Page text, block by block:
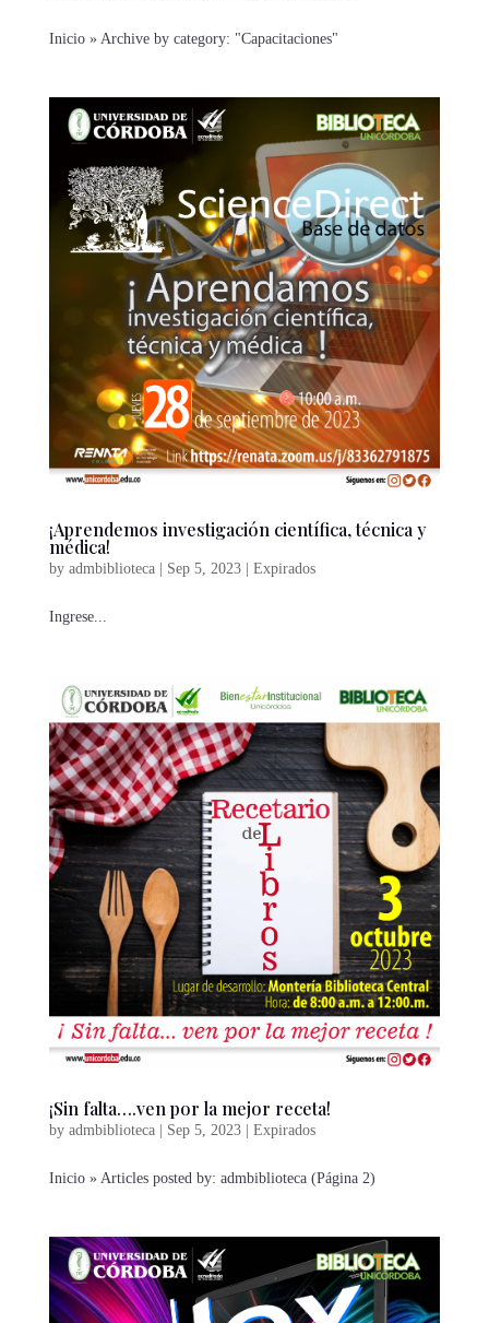
Inicio » Archive by category: "Capacitaciones"
¡Aprendemos investigación científica, técnica y
médica!
by admbiblioteca| Sep 5, 2023| Expirados
Ingrese...
¡Sin falta….ven por la mejor receta!
by admbiblioteca| Sep 5, 2023| Expirados
Inicio » Articles posted by: admbiblioteca (Página 2)